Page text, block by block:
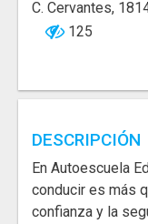
C. Cervantes,
125
DESCRIPCIÓN
En Autoescuela
conducir es más
confianza y la